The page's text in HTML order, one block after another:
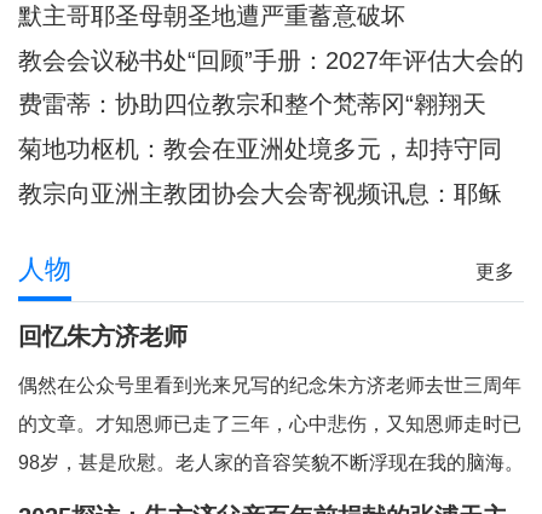
秘鲁人民视为同胞的普雷沃斯特教
宗，即将回到他度过多年传教岁月的
安第斯大地，在那里
默主哥耶圣母朝圣地遭严重蓄意破坏
教会会议秘书处“回顾”手册：2027年评估大会的
准则和指示
费雷蒂：协助四位教宗和整个梵蒂冈“翱翔天
际”的妇女
菊地功枢机：教会在亚洲处境多元，却持守同
一信仰
教宗向亚洲主教团协会大会寄视频讯息：耶稣
更多
人物
回忆朱方济老师
偶然在公众号里看到光来兄写的纪念朱方济老师去世三周年
的文章。才知恩师已走了三年，心中悲伤，又知恩师走时已
98岁，甚是欣慰。老人家的音容笑貌不断浮现在我的脑海。
一、和蔼可亲的英语老师——上海教区知识分子的典范。老